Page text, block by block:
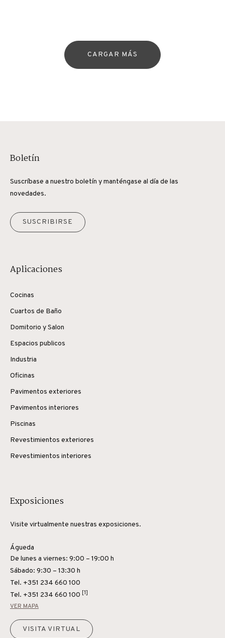
CARGAR MÁS
Boletín
Suscríbase a nuestro boletín y manténgase al día de las
novedades.
SUSCRIBIRSE
Aplicaciones
Cocinas
Cuartos de Baño
Domitorio y Salon
Espacios publicos
Industria
Oficinas
Pavimentos exteriores
Pavimentos interiores
Piscinas
Revestimientos exteriores
Revestimientos interiores
Exposiciones
Visite virtualmente nuestras exposiciones.
Águeda
De lunes a viernes: 9:00 – 19:00 h
Sábado: 9:30 – 13:30 h
Tel. +351 234 660 100
Tel. +351 234 660 100 [1]
VER MAPA
VISITA VIRTUAL